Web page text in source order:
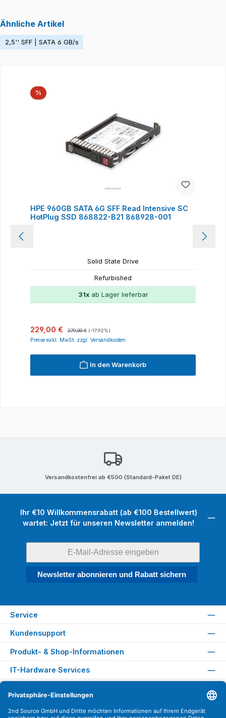
Ähnliche Artikel
2,5'' SFF | SATA 6 GB/s
%Rabatt
HPE 960GB SATA 6G SFF Read Intensive SC
HotPlug SSD 868822-B21 868928-001
Solid State Drive
Refurbished
31xab Lager lieferbar
Verkaufspreis:
229,00 € 279,00 € (-17.92%)
Preise exkl. MwSt. zzgl. Versandkosten
In den Warenkorb
Versandkostenfrei ab €500 (Standard-Paket DE)
Ihr €10 Willkommensrabatt (ab €100 Bestellwert)
wartet: Jetzt für unseren Newsletter anmelden!
Newsletter abonnieren und Rabatt sichern
Service
Kundensupport
Produkt- & Shop-Informationen
IT-Hardware Services
Versandarten